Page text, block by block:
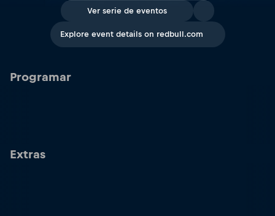
superando a Agustín Tapia y Arturo Coello, con dos títulos en su haber
esta temporada. En el apartado femenino, Bea González y Paula
y Gemma Triay en tres sets: 6-4, 5-7 y 6-4 que suman, con éste, ya
tres enfrentamientos en finales este año. Revive todos los partidos,
Los partidos anteriores están disponibles en el canal de YouTube de
Premier Padel. Más información sobre todos los torneos: venta de
Ver serie de eventos
Explore event details on redbull.com
Programar
Extras